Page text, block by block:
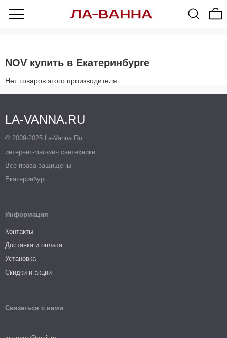
NOV купить в Екатеринбурге
Нет товаров этого производителя.
LA-VANNA.RU
© 2009-2025 La-Vanna.Ru
интернет-магазин сантехники
Все права защищены
Екатеринбург
Информация
Контакты
Доставка и оплата
Установка
Скидки и акции
Связаться с нами